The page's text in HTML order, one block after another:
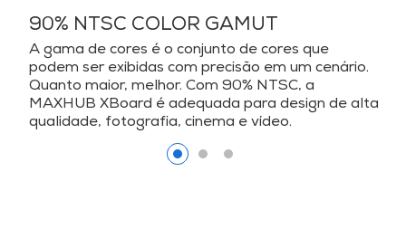
90% NTSC COLOR GAMUT
A gama de cores é o conjunto de cores que
podem ser exibidas com precisão em um cenário.
Quanto maior, melhor. Com 90% NTSC, a
MAXHUB XBoard é adequada para design de alta
qualidade, fotografia, cinema e vídeo.